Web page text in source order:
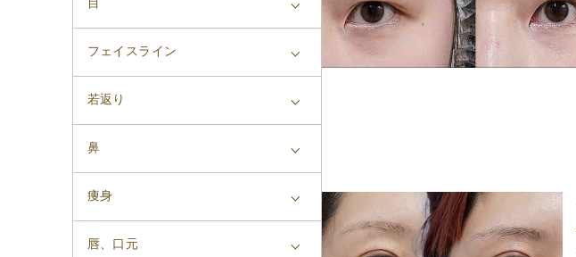
目
フェイスライン
若返り
鼻
痩身
唇、口元